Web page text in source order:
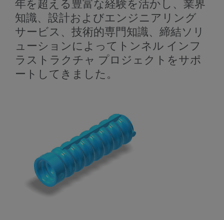
年を超える豊富な経験を活かし、業界
知識、設計およびエンジニアリング
サービス、技術的専門知識、締結ソリ
ューションによってトンネル インフ
ラストラクチャ プロジェクトをサポ
ートしてきました。